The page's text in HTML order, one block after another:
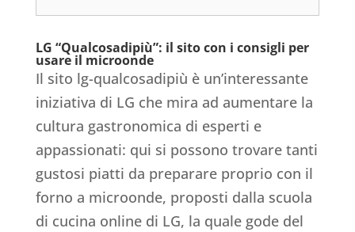
LG “Qualcosadipiù”: il sito con i consigli per
usare il microonde
Il sito lg-qualcosadipiù è un’interessante
iniziativa di LG che mira ad aumentare la
cultura gastronomica di esperti e
appassionati: qui si possono trovare tanti
gustosi piatti da preparare proprio con il
forno a microonde, proposti dalla scuola
di cucina online di LG, la quale gode del